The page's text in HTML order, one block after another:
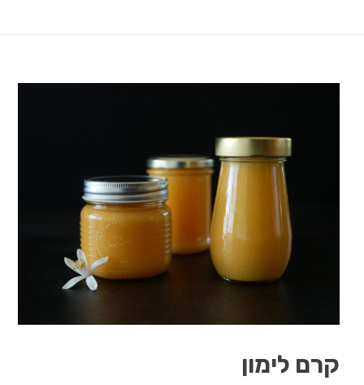
קרם לימון